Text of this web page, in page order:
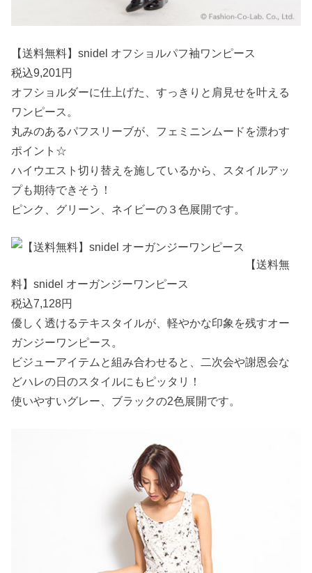
【送料無料】snidel オフショルパフ袖ワンピース
税込9,201円
オフショルダーに仕上げた、すっきりと肩見せを叶える
ワンピース。
丸みのあるパフスリーブが、フェミニンムードを漂わす
ポイント☆
ハイウエスト切り替えを施しているから、スタイルアッ
プも期待できそう！
ピンク、グリーン、ネイビーの３色展開です。
【送料無
料】snidel オーガンジーワンピース
税込7,128円
優しく透けるテキスタイルが、軽やかな印象を残すオー
ガンジーワンピース。
ビジューアイテムと組み合わせると、二次会や謝恩会な
どハレの日のスタイルにもピッタリ！
使いやすいグレー、ブラックの2色展開です。